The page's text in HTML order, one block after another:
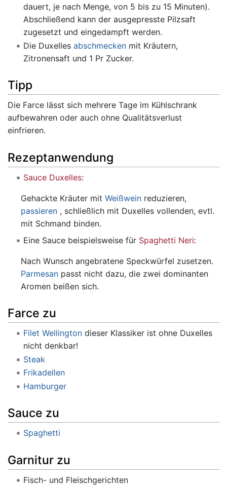
dauert, je nach Menge, von 5 bis zu 15 Minuten).
Abschließend kann der ausgepresste Pilzsaft
zugesetzt und eingedampft werden.
Die Duxelles abschmeckenmit Kräutern,
Zitronensaft und 1 Pr Zucker.
Tipp
Die Farce lässt sich mehrere Tage im Kühlschrank
aufbewahren oder auch ohne Qualitätsverlust
einfrieren.
Rezeptanwendung
Sauce Duxelles:
Gehackte Kräuter mit Weißweinreduzieren,
passieren, schließlich mit Duxelles vollenden, evtl.
mit Schmand binden.
Eine Sauce beispielsweise für Spaghetti Neri:
Nach Wunsch angebratene Speckwürfel zusetzen.
Parmesanpasst nicht dazu, die zwei dominanten
Aromen beißen sich.
Farce zu
Filet Wellingtondieser Klassiker ist ohne Duxelles
nicht denkbar!
Steak
Frikadellen
Hamburger
Sauce zu
Spaghetti
Garnitur zu
Fisch- und Fleischgerichten